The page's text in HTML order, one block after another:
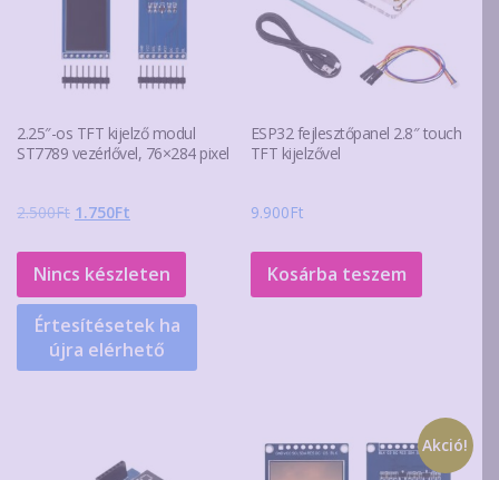
2.25″-os TFT kijelző modul
ST7789 vezérlővel, 76×284 pixel
2.500Ft Original
was:
2.500Ft.
1.750Ft
is:
1.750Ft.
Nincs készleten
Értesítésetek ha
újra elérhető
ESP32 fejlesztőpanel 2.8″ touch
TFT kijelzővel
9.900Ft
Kosárba teszem
Akció!